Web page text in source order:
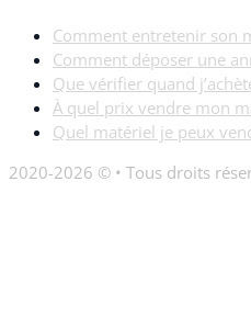
Comment entretenir son
Comment déposer une
Que vérifier quand
À quel prix vendre mon
Quel matériel je peux
2020-2026 © • Tous droits